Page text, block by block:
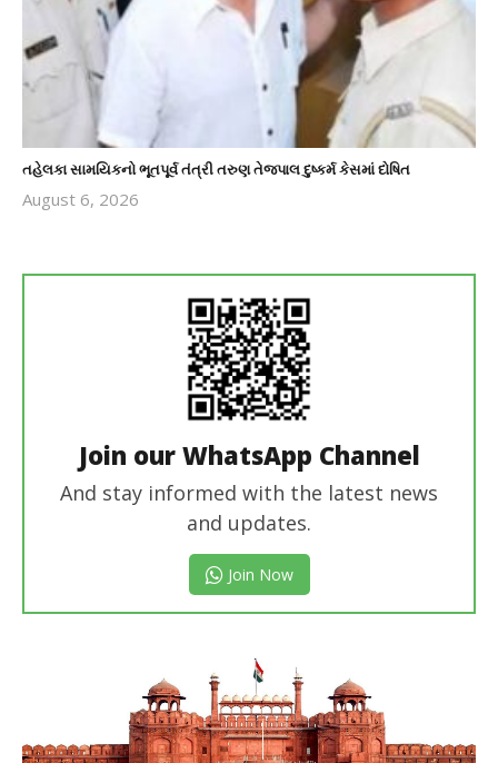
તહેલકા સામયિકનો ભૂતપૂર્વ તંત્રી તરુણ તેજપાલ દુષ્કર્મ કેસમાં દોષિત
August 6, 2026
Join our WhatsApp Channel
And stay informed with the latest news
and updates.
Join Now